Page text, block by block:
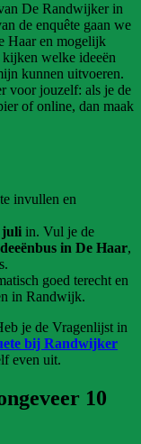
De Randwijker in
de enquête gaan we
Haar en mogelijk
welke ideeën
kunnen uitvoeren.
voor jouzelf: als je de
of online, dan maak
invullen en
juli in. Vul je de
in De Haar,
goed terecht en
in Randwijk.
je de Vragenlijst in
bij Randwijker
even uit.
10